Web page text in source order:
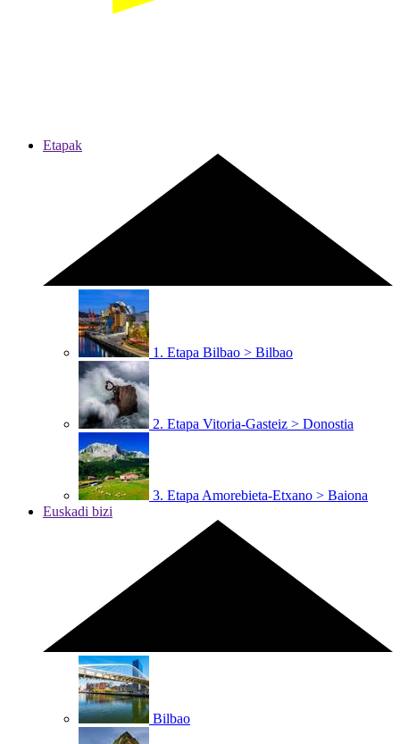
Etapak
1. Etapa Bilbao > Bilbao
2. Etapa Vitoria-Gasteiz > Donostia
3. Etapa Amorebieta-Etxano > Baiona
Euskadi bizi
Bilbao